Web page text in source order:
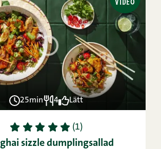
25min 4 Lätt
1 2 3 4 5 (1)
sizzle dumplingsallad